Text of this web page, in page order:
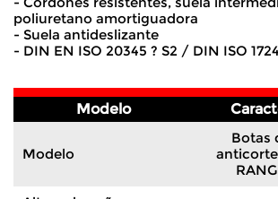
poliuretano amortiguadora
- Suela antideslizante
- DIN EN ISO 20345 ? S2 / DIN ISO
Modelo
Modelo
Botas